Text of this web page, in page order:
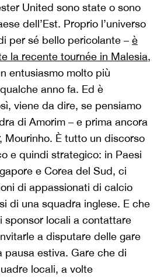
United sono state o sono
dell’Est. Proprio l’universo
per sé bello pericolante – è
la recente tournée in Malesia,
entusiasmo molto più
anno fa. Ed è
viene da dire, se pensiamo
di Amorim – e prima ancora
Mourinho. È tutto un discorso
e quindi strategico: in Paesi
e Corea del Sud, ci
di appassionati di calcio
di una squadra inglese. E che
sponsor locali a contattare
a disputare delle gare
pausa estiva. Gare che di
locali, a volte